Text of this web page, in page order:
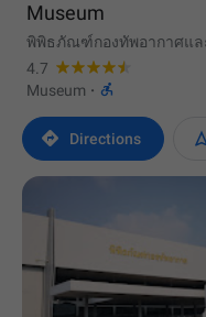
Museum
พิพิธภัณฑ์กองทัพอากาศแล
4.7
Museum · 
 Directions